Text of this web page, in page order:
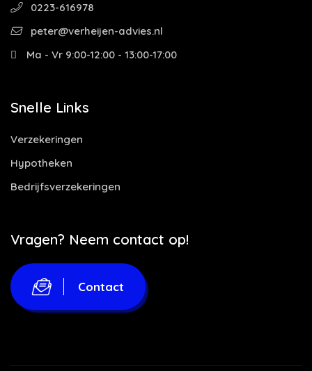
0223-616978
peter@verheijen-advies.nl
Ma - Vr 9:00-12:00 - 13:00-17:00
Snelle Links
Verzekeringen
Hypotheken
Bedrijfsverzekeringen
Vragen? Neem contact op!
Contact